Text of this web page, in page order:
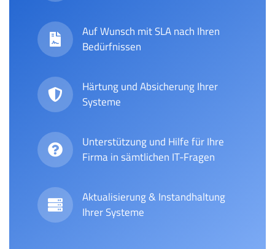
Auf Wunsch mit SLA nach Ihren
Bedürfnissen
Härtung und Absicherung Ihrer
Systeme
Unterstützung und Hilfe für Ihre
Firma in sämtlichen IT-Fragen
Aktualisierung & Instandhaltung
Ihrer Systeme